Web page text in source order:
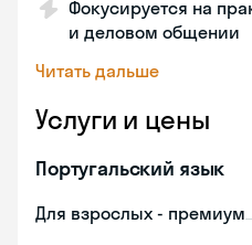
Фокусируется на
и деловом общении
Читать дальше
Услуги и цены
Португальский язык
Для взрослых - премиум